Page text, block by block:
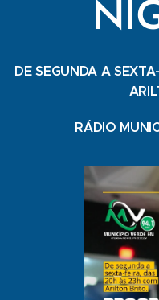
DE SEGUNDA A
RÁDIO